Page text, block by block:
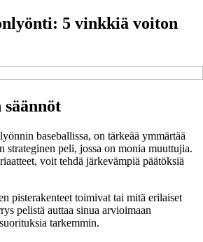
5 vinkkiä voiton
baseballissa, on tärkeää ymmärtää
strateginen peli, jossa on monia muuttujia.
voit tehdä järkevämpiä päätöksiä
pisterakenteet toimivat tai mitä erilaiset
pelistä auttaa sinua arvioimaan
tarkemmin.